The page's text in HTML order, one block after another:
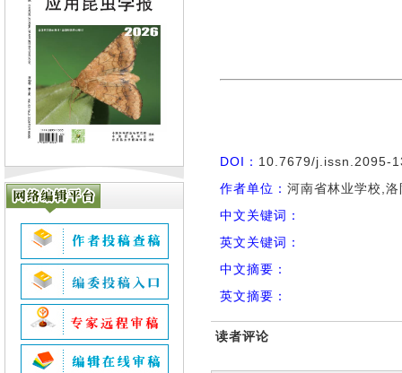
DOI： 10.7679/j.issn.2095-
作者单位： 河南省林业学校,
中文关键词：
英文关键词：
中文摘要：
英文摘要：
读者评论